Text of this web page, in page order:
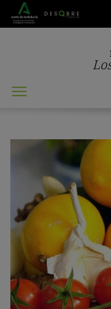
Abrir